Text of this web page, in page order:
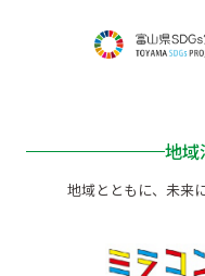
地域
地域とともに、未来